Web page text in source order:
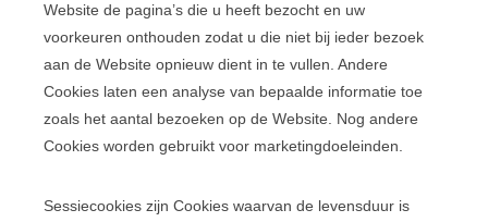
Website de pagina’s die u heeft bezocht en uw
voorkeuren onthouden zodat u die niet bij ieder bezoek
aan de Website opnieuw dient in te vullen. Andere
Cookies laten een analyse van bepaalde informatie toe
zoals het aantal bezoeken op de Website. Nog andere
Cookies worden gebruikt voor marketingdoeleinden.
Sessiecookies zijn Cookies waarvan de levensduur is